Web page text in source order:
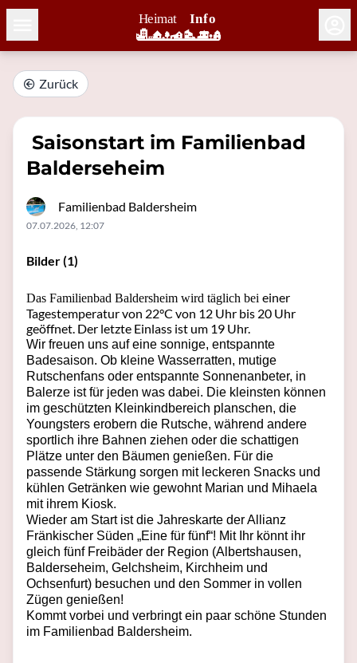
Zurück
Saisonstart im Familienbad
Balderseheim
Familienbad Baldersheim
07.07.2026, 12:07
Bilder (1)
Das Familienbad Baldersheim wird täglich bei einer
Tagestemperatur von 22°C von 12 Uhr bis 20 Uhr
geöffnet. Der letzte Einlass ist um 19 Uhr.
Wir freuen uns auf eine sonnige, entspannte
Badesaison. Ob kleine Wasserratten, mutige
Rutschenfans oder entspannte Sonnenanbeter, in
Balerze ist für jeden was dabei. Die kleinsten können
im geschützten Kleinkindbereich planschen, die
Youngsters erobern die Rutsche, während andere
sportlich ihre Bahnen ziehen oder die schattigen
Plätze unter den Bäumen genießen. Für die
passende Stärkung sorgen mit leckeren Snacks und
kühlen Getränken wie gewohnt Marian und Mihaela
mit ihrem Kiosk.
Wieder am Start ist die Jahreskarte der Allianz
Fränkischer Süden „Eine für fünf“! Mit Ihr könnt ihr
gleich fünf Freibäder der Region (Albertshausen,
Balderseheim, Gelchsheim, Kirchheim und
Ochsenfurt) besuchen und den Sommer in vollen
Zügen genießen!
Kommt vorbei und verbringt ein paar schöne Stunden
im Familienbad Baldersheim.